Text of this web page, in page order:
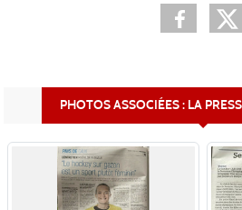
PHOTOS ASSOCIÉES : LA